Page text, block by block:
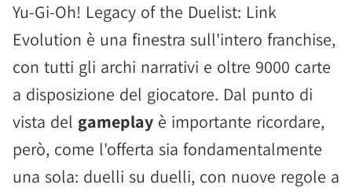
Yu-Gi-Oh! Legacy of the Duelist: Link
Evolution è una finestra sull'intero franchise,
con tutti gli archi narrativi e oltre 9000 carte
a disposizione del giocatore. Dal punto di
vista del gameplay è importante ricordare,
però, come l'offerta sia fondamentalmente
una sola: duelli su duelli, con nuove regole a